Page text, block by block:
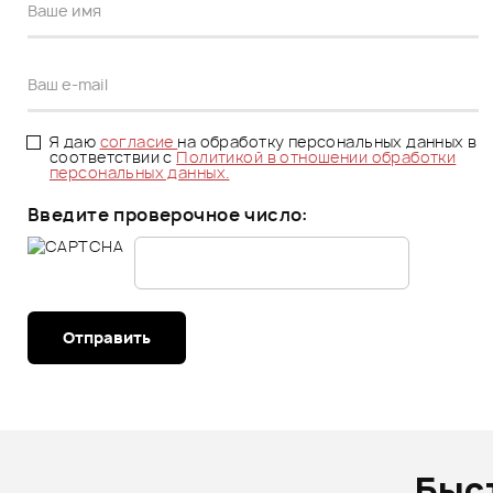
Я даю согласие на обработку персональных данных в
соответствии сПолитикой в отношении обработки
персональных данных.
Введите проверочное число:
Отправить